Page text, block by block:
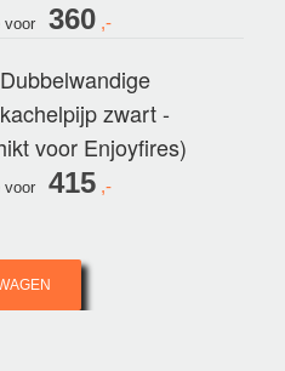
voor 360
Dubbelwandige
kachelpijp zwart -
voor Enjoyfires)
voor 415